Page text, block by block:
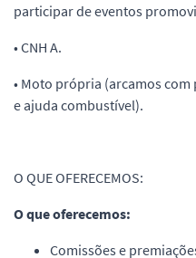
participar de eventos
• CNH A.
• Moto própria (arcamos
e ajuda combustível).
O QUE OFERECEMOS:
O que oferecemos:
Comissões e